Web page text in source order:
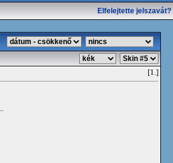
Elfelejtette jelszavát?
[1.]